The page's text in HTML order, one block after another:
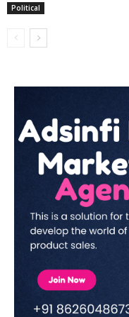
Political